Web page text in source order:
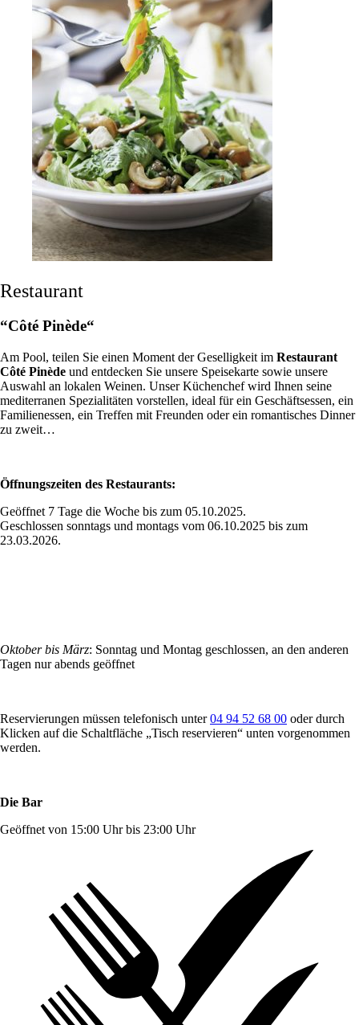
Restaurant
“Côté Pinède“
Am Pool, teilen Sie einen Moment der Geselligkeit im Restaurant
Côté Pinède und entdecken Sie unsere Speisekarte sowie unsere
Auswahl an lokalen Weinen. Unser Küchenchef wird Ihnen seine
mediterranen Spezialitäten vorstellen, ideal für ein Geschäftsessen, ein
Familienessen, ein Treffen mit Freunden oder ein romantisches Dinner
zu zweit…
Öffnungszeiten des Restaurants:
Geöffnet 7 Tage die Woche bis zum 05.10.2025.
Geschlossen sonntags und montags vom 06.10.2025 bis zum
23.03.2026.
Oktober bis März: Sonntag und Montag geschlossen, an den anderen
Tagen nur abends geöffnet
Reservierungen müssen telefonisch unter04 94 52 68 00 oder durch
Klicken auf die Schaltfläche „Tisch reservieren“ unten vorgenommen
werden.
Die Bar
Geöffnet von 15:00 Uhr bis 23:00 Uhr